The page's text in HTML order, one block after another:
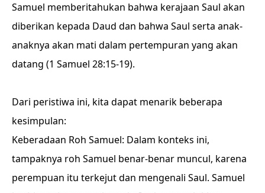
Samuel memberitahukan bahwa kerajaan Saul akan
diberikan kepada Daud dan bahwa Saul serta anak-
anaknya akan mati dalam pertempuran yang akan
datang (1 Samuel 28:15-19).
Dari peristiwa ini, kita dapat menarik beberapa
kesimpulan:
Keberadaan Roh Samuel: Dalam konteks ini,
tampaknya roh Samuel benar-benar muncul, karena
perempuan itu terkejut dan mengenali Saul. Samuel